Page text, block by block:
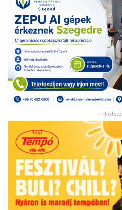
-